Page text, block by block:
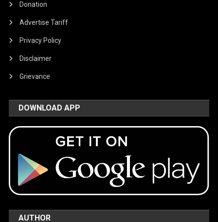
Donation
Advertise Tariff
Privacy Policy
Disclaimer
Grievance
DOWNLOAD APP
AUTHOR